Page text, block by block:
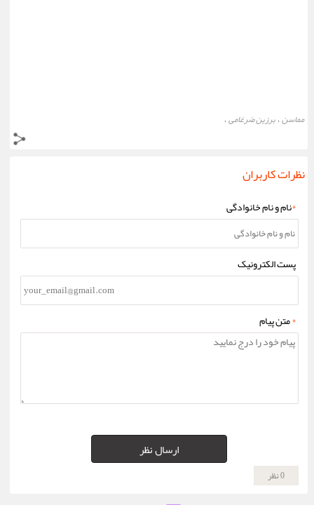
مماسن،برزین ضرغامی،
نظرات کاربران
*نام و نام خانوادگی
پست الکترونیک
*متن پیام
ارسال نظر
0 نظر